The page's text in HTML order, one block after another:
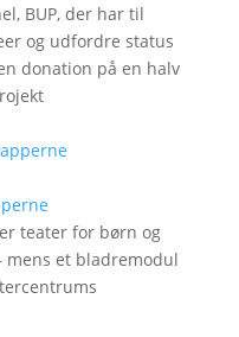
BUP, der har til
og udfordre status
donation på en halv
teater for børn og
mens et bladremodul